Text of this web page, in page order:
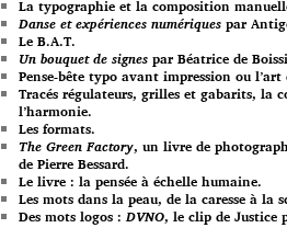
La typographie et la composition
Danse et expériences numériques par
Le B.A.T.
Un bouquet de signes par Béatrice de
Pense-bête typo avant impression ou
Tracés régulateurs, grilles et gabarits, la
l’harmonie.
Les formats.
The Green Factory, un livre de
de Pierre Bessard.
Le livre : la pensée à échelle humaine.
Les mots dans la peau, de la caresse à la
Des mots logos :DVNO, le clip de Justice